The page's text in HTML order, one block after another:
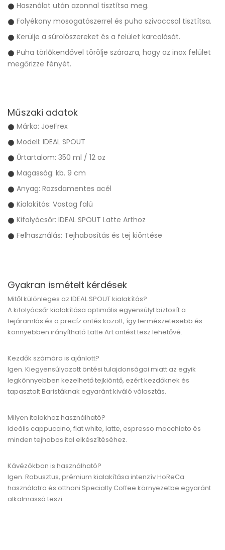
Használat után azonnal tisztítsa meg.
Folyékony mosogatószerrel és puha szivaccsal tisztítsa.
Kerülje a súrolószereket és a felület karcolását.
Puha törlőkendővel törölje szárazra, hogy az inox felület
megőrizze fényét.
Műszaki adatok
Márka: JoeFrex
Modell: IDEAL SPOUT
Űrtartalom: 350 ml / 12 oz
Magasság: kb. 9 cm
Anyag: Rozsdamentes acél
Kialakítás: Vastag falú
Kifolyócsőr: IDEAL SPOUT Latte Arthoz
Felhasználás: Tejhabosítás és tej kiöntése
Gyakran ismételt kérdések
Mitől különleges az IDEAL SPOUT kialakítás?
A kifolyócsőr kialakítása optimális egyensúlyt biztosít a
tejáramlás és a precíz öntés között, így természetesebb és
könnyebben irányítható Latte Art öntést tesz lehetővé.
Kezdők számára is ajánlott?
Igen. Kiegyensúlyozott öntési tulajdonságai miatt az egyik
legkönnyebben kezelhető tejkiöntő, ezért kezdőknek és
tapasztalt Baristáknak egyaránt kiváló választás.
Milyen italokhoz használható?
Ideális cappuccino, flat white, latte, espresso macchiato és
minden tejhabos ital elkészítéséhez.
Kávézókban is használható?
Igen. Robusztus, prémium kialakítása intenzív HoReCa
használatra és otthoni Specialty Coffee környezetbe egyaránt
alkalmassá teszi.